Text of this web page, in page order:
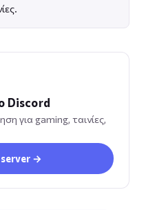
Discord
για gaming, ταινίες,
→